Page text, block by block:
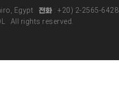
Egypt 전화 : +20) 2-2565-
All rights reserved.